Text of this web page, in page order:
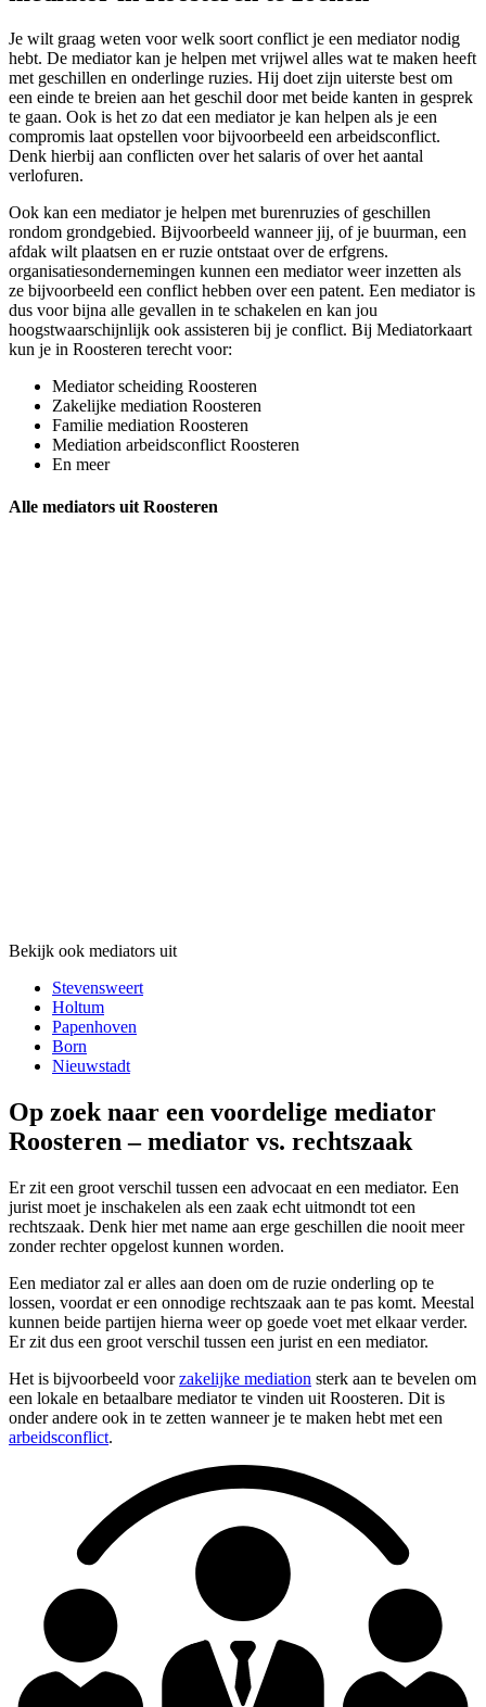
Je wilt graag weten voor welk soort conflict je een mediator nodig
hebt. De mediator kan je helpen met vrijwel alles wat te maken heeft
met geschillen en onderlinge ruzies. Hij doet zijn uiterste best om
een einde te breien aan het geschil door met beide kanten in gesprek
te gaan. Ook is het zo dat een mediator je kan helpen als je een
compromis laat opstellen voor bijvoorbeeld een arbeidsconflict.
Denk hierbij aan conflicten over het salaris of over het aantal
verlofuren.
Ook kan een mediator je helpen met burenruzies of geschillen
rondom grondgebied. Bijvoorbeeld wanneer jij, of je buurman, een
afdak wilt plaatsen en er ruzie ontstaat over de erfgrens.
organisatiesondernemingen kunnen een mediator weer inzetten als
ze bijvoorbeeld een conflict hebben over een patent. Een mediator is
dus voor bijna alle gevallen in te schakelen en kan jou
hoogstwaarschijnlijk ook assisteren bij je conflict. Bij Mediatorkaart
kun je in Roosteren terecht voor:
Mediator scheiding Roosteren
Zakelijke mediation Roosteren
Familie mediation Roosteren
Mediation arbeidsconflict Roosteren
En meer
Alle mediators uit Roosteren
Bekijk ook mediators uit
Stevensweert
Holtum
Papenhoven
Born
Nieuwstadt
Op zoek naar een voordelige mediator
Roosteren – mediator vs. rechtszaak
Er zit een groot verschil tussen een advocaat en een mediator. Een
jurist moet je inschakelen als een zaak echt uitmondt tot een
rechtszaak. Denk hier met name aan erge geschillen die nooit meer
zonder rechter opgelost kunnen worden.
Een mediator zal er alles aan doen om de ruzie onderling op te
lossen, voordat er een onnodige rechtszaak aan te pas komt. Meestal
kunnen beide partijen hierna weer op goede voet met elkaar verder.
Er zit dus een groot verschil tussen een jurist en een mediator.
Het is bijvoorbeeld voorzakelijke mediation sterk aan te bevelen om
een lokale en betaalbare mediator te vinden uit Roosteren. Dit is
onder andere ook in te zetten wanneer je te maken hebt met een
arbeidsconflict.